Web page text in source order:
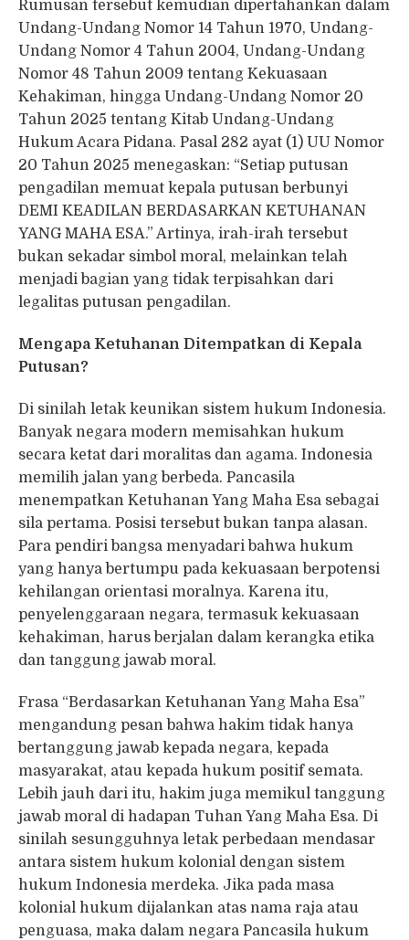
Rumusan tersebut kemudian dipertahankan dalam
Undang-Undang Nomor 14 Tahun 1970, Undang-
Undang Nomor 4 Tahun 2004, Undang-Undang
Nomor 48 Tahun 2009 tentang Kekuasaan
Kehakiman, hingga Undang-Undang Nomor 20
Tahun 2025 tentang Kitab Undang-Undang
Hukum Acara Pidana. Pasal 282 ayat (1) UU Nomor
20 Tahun 2025 menegaskan: “Setiap putusan
pengadilan memuat kepala putusan berbunyi
DEMI KEADILAN BERDASARKAN KETUHANAN
YANG MAHA ESA.” Artinya, irah-irah tersebut
bukan sekadar simbol moral, melainkan telah
menjadi bagian yang tidak terpisahkan dari
legalitas putusan pengadilan.
Mengapa Ketuhanan Ditempatkan di Kepala
Putusan?
Di sinilah letak keunikan sistem hukum Indonesia.
Banyak negara modern memisahkan hukum
secara ketat dari moralitas dan agama. Indonesia
memilih jalan yang berbeda. Pancasila
menempatkan Ketuhanan Yang Maha Esa sebagai
sila pertama. Posisi tersebut bukan tanpa alasan.
Para pendiri bangsa menyadari bahwa hukum
yang hanya bertumpu pada kekuasaan berpotensi
kehilangan orientasi moralnya. Karena itu,
penyelenggaraan negara, termasuk kekuasaan
kehakiman, harus berjalan dalam kerangka etika
dan tanggung jawab moral.
Frasa “Berdasarkan Ketuhanan Yang Maha Esa”
mengandung pesan bahwa hakim tidak hanya
bertanggung jawab kepada negara, kepada
masyarakat, atau kepada hukum positif semata.
Lebih jauh dari itu, hakim juga memikul tanggung
jawab moral di hadapan Tuhan Yang Maha Esa. Di
sinilah sesungguhnya letak perbedaan mendasar
antara sistem hukum kolonial dengan sistem
hukum Indonesia merdeka. Jika pada masa
kolonial hukum dijalankan atas nama raja atau
penguasa, maka dalam negara Pancasila hukum